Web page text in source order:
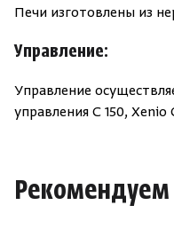
Печи изготовлены из
Управление:
Управление
управления C 150, Xenio
Рекомендуем